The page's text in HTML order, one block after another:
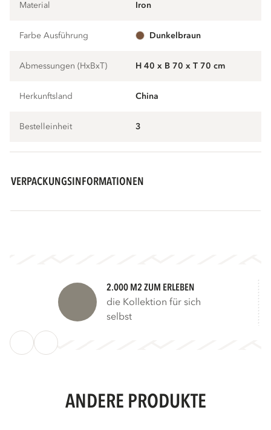
Material iron
Farbe Ausführung dunkelbraun
Abmessungen (HxBxT) H 40 x B 70 x T 70 cm
Herkunftsland China
Bestelleinheit 3
VERPACKUNGSINFORMATIONEN
2.000 M2 ZUM ERLEBEN
die Kollektion für sich
selbst
ANDERE PRODUKTE